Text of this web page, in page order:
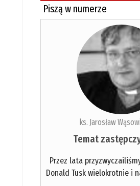
Piszą w numerze
ks. Jarosław
Temat
Przez lata
Donald Tusk wielokrotnie i